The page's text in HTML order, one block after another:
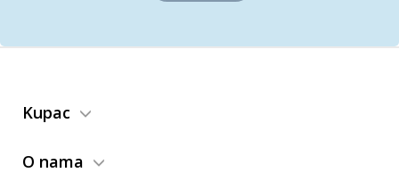
Kupac
O nama